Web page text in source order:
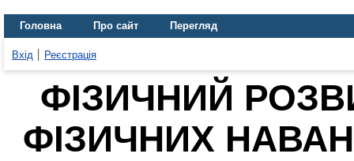
Головна Про сайт Перегляд
Вхід Реєстрація
ФІЗИЧНИЙ
ФІЗИЧНИХ